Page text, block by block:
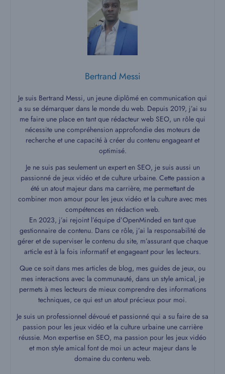
Bertrand Messi
Je suis Bertrand Messi, un jeune diplômé en communication qui
a su se démarquer dans le monde du web. Depuis 2019, j’ai su
me faire une place en tant que rédacteur web SEO, un rôle qui
nécessite une compréhension approfondie des moteurs de
recherche et une capacité à créer du contenu engageant et
optimisé.
Je ne suis pas seulement un expert en SEO, je suis aussi un
passionné de jeux vidéo et de culture urbaine. Cette passion a
été un atout majeur dans ma carrière, me permettant de
combiner mon amour pour les jeux vidéo et la culture avec mes
compétences en rédaction web.
En 2023, j’ai rejoint l’équipe d’OpenMinded en tant que
gestionnaire de contenu. Dans ce rôle, j’ai la responsabilité de
gérer et de superviser le contenu du site, m’assurant que chaque
article est à la fois informatif et engageant pour les lecteurs.
Que ce soit dans mes articles de blog, mes guides de jeux, ou
mes interactions avec la communauté, dans un style amical, je
permets à mes lecteurs de mieux comprendre des informations
techniques, ce qui est un atout précieux pour moi.
Je suis un professionnel dévoué et passionné qui a su faire de sa
passion pour les jeux vidéo et la culture urbaine une carrière
réussie. Mon expertise en SEO, ma passion pour les jeux vidéo
et mon style amical font de moi un acteur majeur dans le
domaine du contenu web.